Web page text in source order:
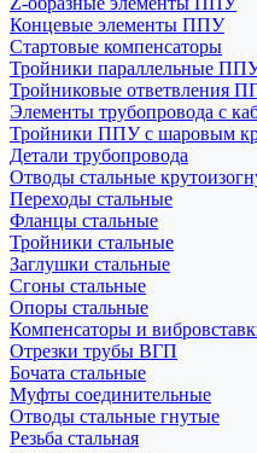
Концевые элементы ППУ
Стартовые компенсаторы
Тройники параллельные
Тройниковые ответвления
Элементы трубопровода с
Тройники ППУ с шаровым
Детали трубопровода
Отводы стальные
Переходы стальные
Фланцы стальные
Тройники стальные
Заглушки стальные
Сгоны стальные
Опоры стальные
Компенсаторы и
Отрезки трубы ВГП
Бочата стальные
Муфты соединительные
Отводы стальные гнутые
Резьба стальная